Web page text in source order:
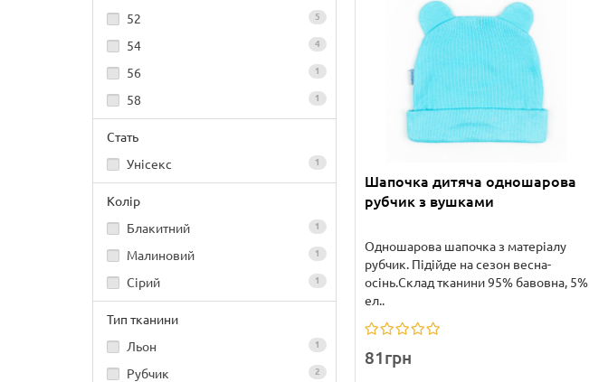
52 5
54 4
56 1
58 1
Стать
Унісекс
1
Колір
Блакитний
1
Малиновий 1
Сірий 1
Тип тканини
Льон
1
Рубчик 2
Шапочка дитяча одношарова
рубчик з вушками
Одношарова шапочка з матеріалу
рубчик. Підійде на сезон весна-
осінь.Склад тканини 95% бавовна, 5%
ел..
81грн